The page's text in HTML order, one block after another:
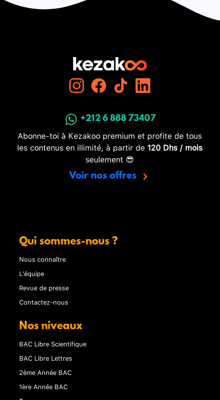
+212 6 888 73407
Abonne-toi à Kezakoo premium et profite de tous
les contenus en illimité, à partir de 120 Dhs / mois
seulement 😎
Voir nos offres
Qui sommes-nous ?
Nous connaître
L'équipe
Revue de presse
Contactez-nous
Nos niveaux
BAC Libre Scientifique
BAC Libre Lettres
2ème Année BAC
1ère Année BAC